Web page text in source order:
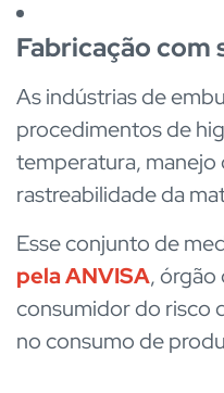
Fabricação com
As indústrias de
procedimentos de
temperatura, manejo
rastreabilidade da
Esse conjunto de
pela ANVISA, órgão
consumidor do risco
no consumo de